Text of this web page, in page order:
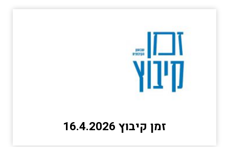
זמן קיבוץ 16.4.2026